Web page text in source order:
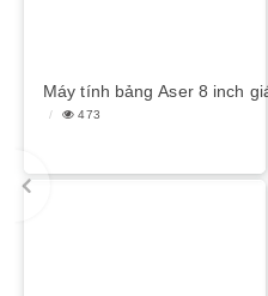
Máy tính bảng Aser 8 inch
473